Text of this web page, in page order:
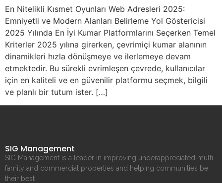
En Nitelikli Kısmet Oyunları Web Adresleri 2025:
Emniyetli ve Modern Alanları Belirleme Yol Göstericisi
2025 Yılında En İyi Kumar Platformlarını Seçerken Temel
Kriterler 2025 yılına girerken, çevrimiçi kumar alanının
dinamikleri hızla dönüşmeye ve ilerlemeye devam
etmektedir. Bu sürekli evrimleşen çevrede, kullanıcılar
için en kaliteli ve en güvenilir platformu seçmek, bilgili
ve planlı bir tutum ister. […]
SIG Management
SIG Management is a leader in improving underappreciated multi-
family and commercial properties and helping communities be
their best